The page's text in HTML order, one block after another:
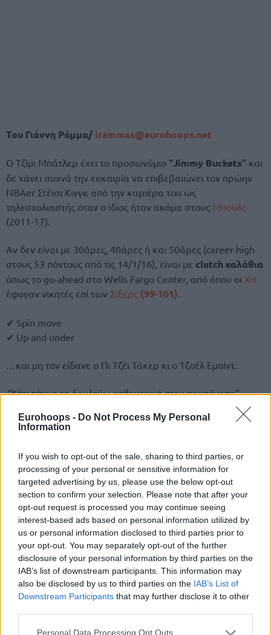
Eurohoops - Do Not Process My Personal
Information
If you wish to opt-out of the sale, sharing to third parties, or
processing of your personal or sensitive information for
targeted advertising by us, please use the below opt-out
section to confirm your selection. Please note that after your
opt-out request is processed you may continue seeing
interest-based ads based on personal information utilized by
us or personal information disclosed to third parties prior to
your opt-out. You may separately opt-out of the further
disclosure of your personal information by third parties on the
IAB’s list of downstream participants. This information may
also be disclosed by us to third parties on the IAB’s List of
Downstream Participants that may further disclose it to other
Please note that this website/app uses one or more Google
Personal Data Processing Opt Outs
Του Γιάννη Ράμμα/ irammas@eurohoops.net
Ο Τζίμι Μπάτλερ έχει το προσωνύμιο “Jimmy Buckets” και
δε χάνει συχνά την ευκαιρία να επιβεβαιώνει τον πρώην
NBAer Στέισι Κινγκ από την καριέρα του ως
τηλεσχολιαστής όταν ο ίδιος ήταν ακόμα στους Μπουλς
(2011-17).
Αν δεν είναι με 30άρες, 40άρες ή και 50άρες (career-high
στους 53 πόντους από τις 14/1/16), είναι με clutch καλάθια
όπως το go-ahead στo Wells Fargo Center, από όπου οι Χιτ
έφυγαν νικητές επί των Σίξερς (99-101).
✔ Spin move
✔ Up and under
…και μη τον είδανε ο Πι Τζέι Τάκερ κι ο Τζοέλ Εμπίντ.
“Κάτι τέτοια τα δουλεύω καθημερινά στην προπόνηση”,
εξήγησε χαλαρός ο 33χρονος σμολ φόργουορντ, που
άγγιξε το triple-double (23π. με 8/13δίπ., 1/1τρίπ., 4/6β.,